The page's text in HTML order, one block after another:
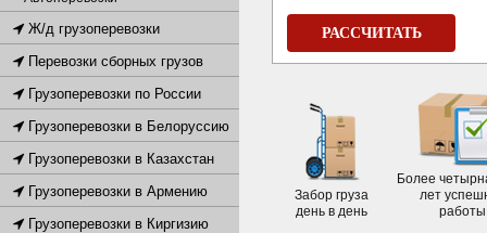
РАССЧИТАТЬ
Забор груза
день в день
Более
лет
работы
Ж/д грузоперевозки
Перевозки сборных грузов
Грузоперевозки по России
Грузоперевозки в Белоруссию
Грузоперевозки в Казахстан
Грузоперевозки в Армению
Грузоперевозки в Киргизию